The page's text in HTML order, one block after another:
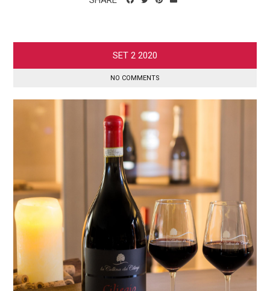
SET 2 2020
NO COMMENTS